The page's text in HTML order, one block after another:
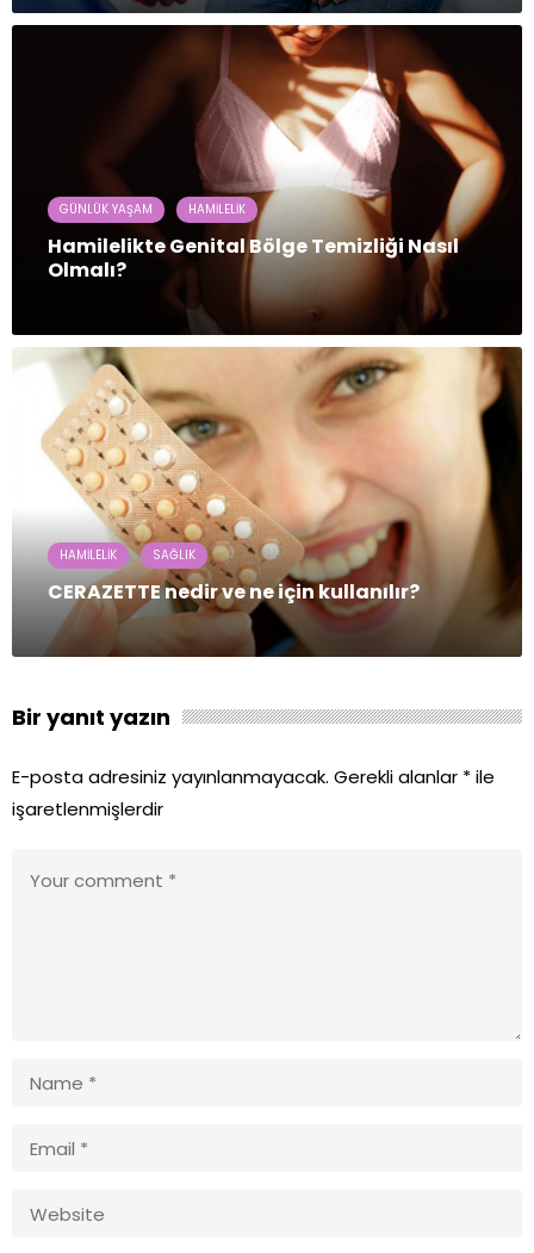
GÜNLÜK YAŞAM HAMILELIK
Hamilelikte Genital Bölge Temizliği Nasıl
Olmalı?
HAMILELIK SAĞLIK
CERAZETTE nedir ve ne için kullanılır?
Bir yanıt yazın
E-posta adresiniz yayınlanmayacak. Gerekli alanlar *ile
işaretlenmişlerdir